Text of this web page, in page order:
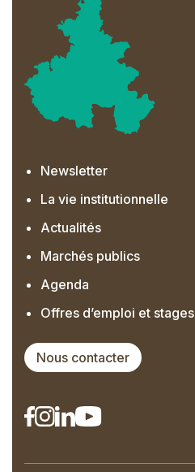
Newsletter
La vie institutionnelle
Actualités
Marchés publics
Agenda
Offres d’emploi et stages
Nous contacter